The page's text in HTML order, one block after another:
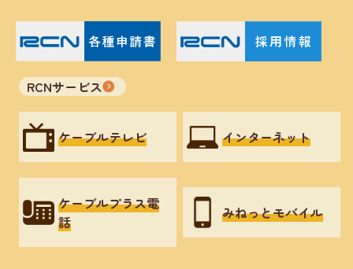
RCNサービス
ケーブルテレビ インターネット
ケーブルプラス電
話
みねっとモバイル